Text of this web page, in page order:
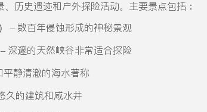
历史遗迹和户外探险活动。主要景点包括：
– 数百年侵蚀形成的神秘景观
– 深邃的天然峡谷非常适合探险
平静清澈的海水著称
久的建筑和咸水井